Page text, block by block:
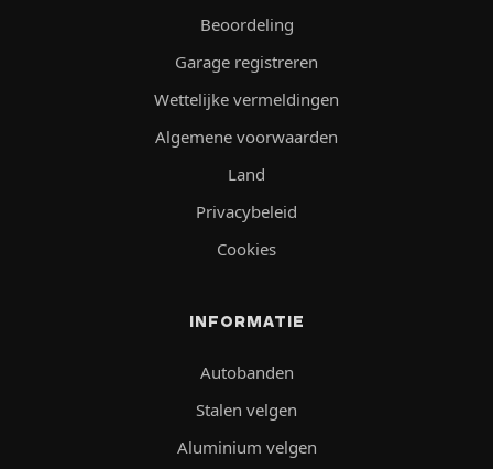
Beoordeling
Garage registreren
Wettelijke vermeldingen
Algemene voorwaarden
Land
Privacybeleid
Cookies
INFORMATIE
Autobanden
Stalen velgen
Aluminium velgen